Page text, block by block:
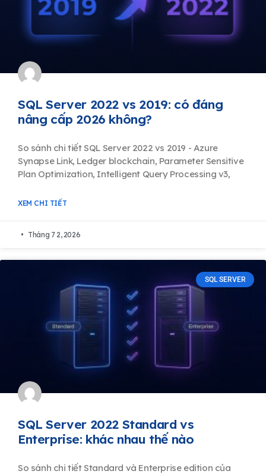
SQL Server 2022 vs 2019: có đáng
nâng cấp 2026 không?
So sánh chi tiết SQL Server 2022 vs 2019 - Azure
Synapse Link, Ledger blockchain, Parameter Sensitive
Plan Optimization, Intelligent Query Processing v3,
XEM CHI TIẾT
Tháng 7 2, 2026
SQL SERVER
SQL Server 2022 Standard vs
Enterprise: khác nhau thế nào
So sánh chi tiết Standard và Enterprise edition của